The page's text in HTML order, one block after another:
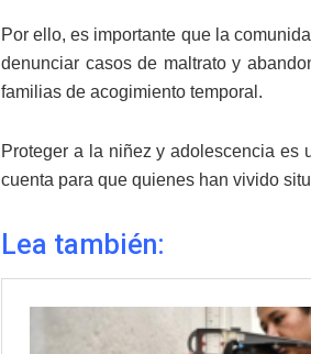
Por ello, es importante que la
denunciar casos de maltrato y
familias de acogimiento temporal.
Proteger a la niñez y adolescencia es
cuenta para que quienes han vivido
Lea también: